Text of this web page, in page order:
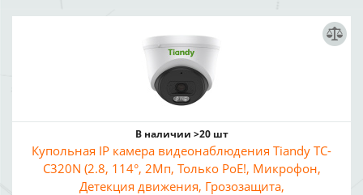
В наличии >20 шт
Купольная IP камера видеонаблюдения Tiandy TC-
C320N (2.8, 114°, 2Мп, Только PoE!, Микрофон,
Детекция движения, Грозозащита,